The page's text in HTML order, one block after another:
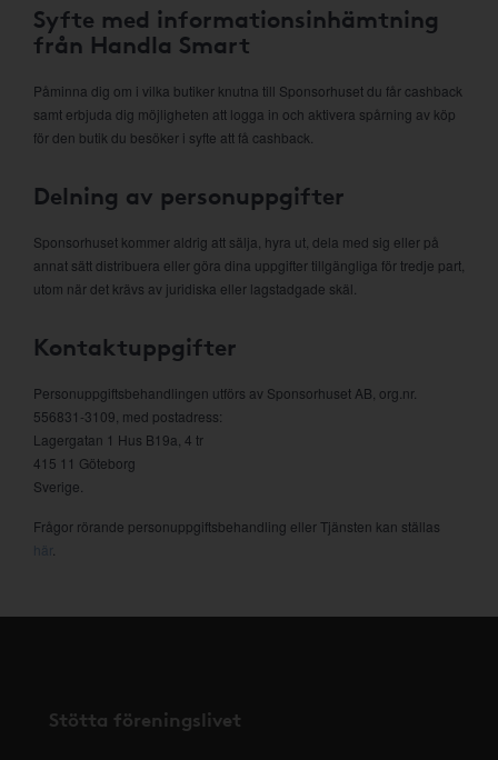
Syfte med informationsinhämtning
från Handla Smart
Påminna dig om i vilka butiker knutna till Sponsorhuset du får cashback
samt erbjuda dig möjligheten att logga in och aktivera spårning av köp
för den butik du besöker i syfte att få cashback.
Delning av personuppgifter
Sponsorhuset kommer aldrig att sälja, hyra ut, dela med sig eller på
annat sätt distribuera eller göra dina uppgifter tillgängliga för tredje part,
utom när det krävs av juridiska eller lagstadgade skäl.
Kontaktuppgifter
Personuppgiftsbehandlingen utförs av Sponsorhuset AB, org.nr.
556831-3109, med postadress:
Lagergatan 1 Hus B19a, 4 tr
415 11 Göteborg
Sverige.
Frågor rörande personuppgiftsbehandling eller Tjänsten kan ställas
här
Stötta föreningslivet